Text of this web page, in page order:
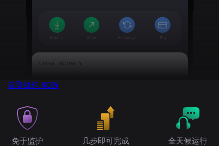
获取钱包 NOW
免于监护 几步即可完成 全天候运行